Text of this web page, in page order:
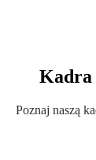
Kadra
Poznaj naszą